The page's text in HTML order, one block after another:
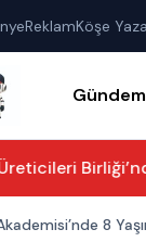
ReklamKöşe
Gündem
8